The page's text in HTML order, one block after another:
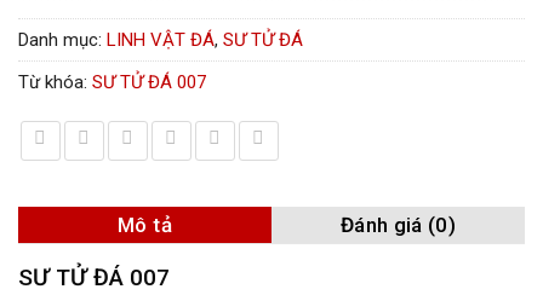
Danh mục: LINH VẬT ĐÁ, SƯ TỬ ĐÁ
Từ khóa: SƯ TỬ ĐÁ 007
Mô tả Đánh giá (0)
SƯ TỬ ĐÁ 007